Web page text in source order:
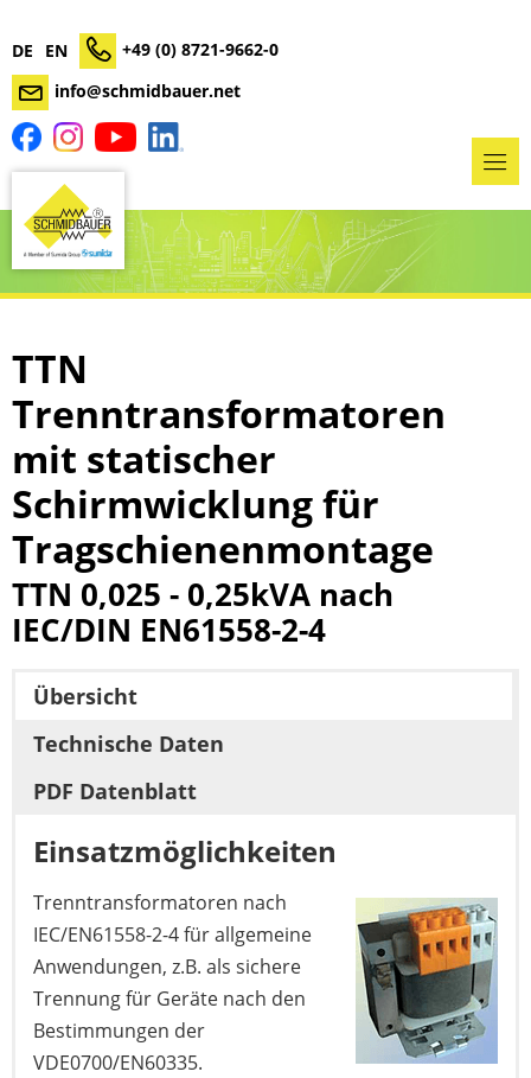
DE EN
+49 (0) 8721-9662-0
info@schmidbauer.net
TTN
Trenntransformatoren
mit statischer
Schirmwicklung für
Tragschienenmontage
TTN 0,025 - 0,25kVA nach
IEC/DIN EN61558-2-4
Übersicht
Technische Daten
PDF Datenblatt
Einsatzmöglichkeiten
Trenntransformatoren nach
IEC/EN61558-2-4 für allgemeine
Anwendungen, z.B. als sichere
Trennung für Geräte nach den
Bestimmungen der
VDE0700/EN60335.